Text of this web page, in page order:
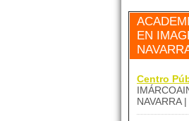
EN
Centro
NAVARRA |